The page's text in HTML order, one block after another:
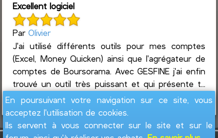
Excellent logiciel
ParOlivier
J'ai utilisé différents outils pour mes comptes
(Excel, Money Quicken) ainsi que l'agrégateur de
comptes de Boursorama. Avec GESFINE j'ai enfin
trouvé un outil très puissant et qui présente t...
Lire la suite
En poursuivant votre navigation sur ce site, vous
acceptez l'utilisation de cookies.
Ils servent à vous connecter sur le site et sur le